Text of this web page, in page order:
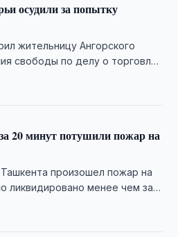
осудили за попытку
жительницу Ангорского
свободы по делу о торговле
20 минут потушили пожар на
произошел пожар на
ликвидировано менее чем за